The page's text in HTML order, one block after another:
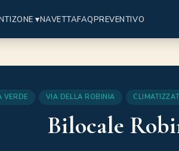
ZONE ▾NAVETTAFAQPREVENTIVO
VERDE VIA DELLA ROBINIA
Bilocale